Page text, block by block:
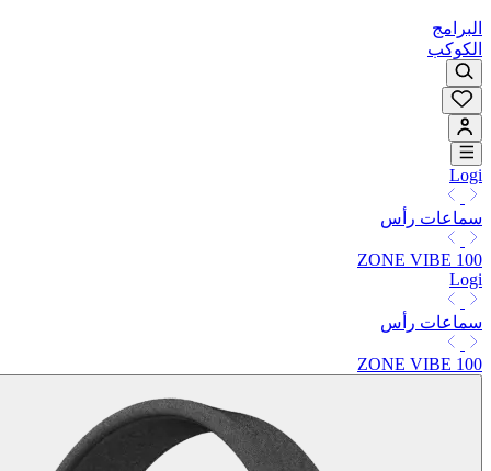
البرامج
الكوكب
Logi
سماعات رأس
ZONE VIBE 100
Logi
سماعات رأس
ZONE VIBE 100